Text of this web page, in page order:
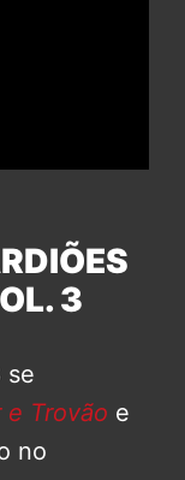
3
se
e Trovão e
no